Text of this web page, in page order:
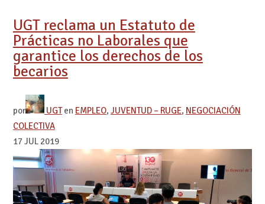
UGT reclama un Estatuto de
Prácticas no Laborales que
garantice los derechos de los
becarios
por UGT en EMPLEO, JUVENTUD – RUGE, NEGOCIACIÓN
COLECTIVA
17 JUL 2019